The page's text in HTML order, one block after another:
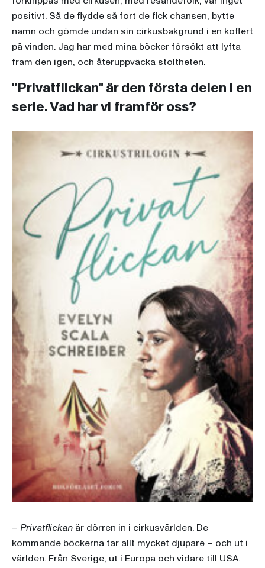
positivt. Så de flydde så fort de fick chansen, bytte
namn och gömde undan sin cirkusbakgrund i en koffert
på vinden. Jag har med mina böcker försökt att lyfta
fram den igen, och återuppväcka stoltheten.
"Privatflickan" är den första delen i en
serie. Vad har vi framför oss?
– Privatflickan är dörren in i cirkusvärlden. De
kommande böckerna tar allt mycket djupare – och ut i
världen. Från Sverige, ut i Europa och vidare till USA.